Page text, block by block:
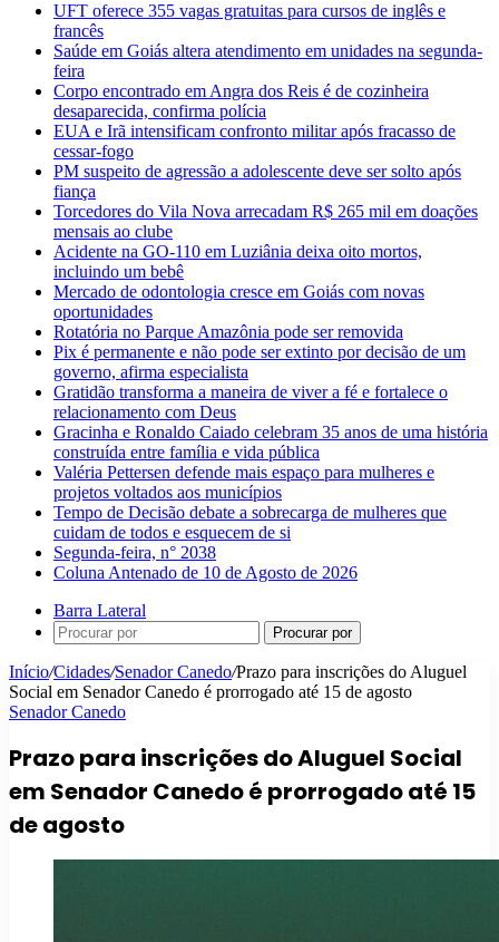
UFT oferece 355 vagas gratuitas para cursos de inglês e
francês
Saúde em Goiás altera atendimento em unidades na segunda-
feira
Corpo encontrado em Angra dos Reis é de cozinheira
desaparecida, confirma polícia
EUA e Irã intensificam confronto militar após fracasso de
cessar-fogo
PM suspeito de agressão a adolescente deve ser solto após
fiança
Torcedores do Vila Nova arrecadam R$ 265 mil em doações
mensais ao clube
Acidente na GO-110 em Luziânia deixa oito mortos,
incluindo um bebê
Mercado de odontologia cresce em Goiás com novas
oportunidades
Rotatória no Parque Amazônia pode ser removida
Pix é permanente e não pode ser extinto por decisão de um
governo, afirma especialista
Gratidão transforma a maneira de viver a fé e fortalece o
relacionamento com Deus
Gracinha e Ronaldo Caiado celebram 35 anos de uma história
construída entre família e vida pública
Valéria Pettersen defende mais espaço para mulheres e
projetos voltados aos municípios
Tempo de Decisão debate a sobrecarga de mulheres que
cuidam de todos e esquecem de si
Segunda-feira, n° 2038
Coluna Antenado de 10 de Agosto de 2026
Barra Lateral
Procurar por
Início/Cidades/Senador Canedo/Prazo para inscrições do Aluguel
Social em Senador Canedo é prorrogado até 15 de agosto
Senador Canedo
Prazo para inscrições do Aluguel Social
em Senador Canedo é prorrogado até 15
de agosto